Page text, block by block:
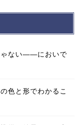
ゃない——においで
色と形でわかるこ